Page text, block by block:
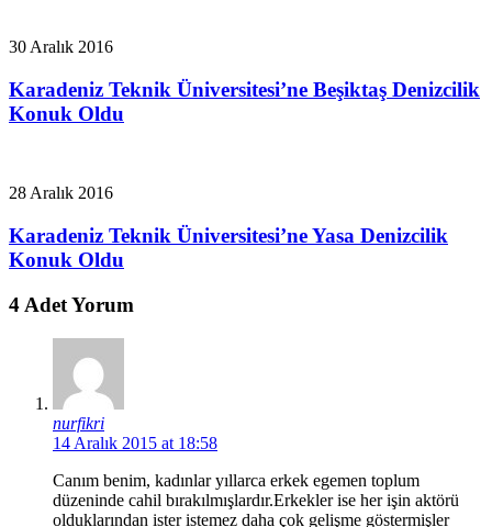
30 Aralık 2016
Karadeniz Teknik Üniversitesi’ne Beşiktaş Denizcilik
Konuk Oldu
28 Aralık 2016
Karadeniz Teknik Üniversitesi’ne Yasa Denizcilik
Konuk Oldu
4 Adet Yorum
nurfikri
14 Aralık 2015 at 18:58
Canım benim, kadınlar yıllarca erkek egemen toplum
düzeninde cahil bırakılmışlardır.Erkekler ise her işin aktörü
olduklarından ister istemez daha çok gelişme göstermişler